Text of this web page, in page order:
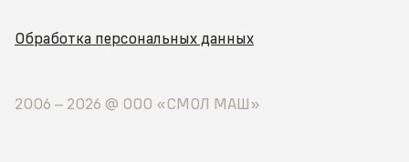
Обработка персональных данных
2006 – 2026 @ ООО «СМОЛ МАШ»